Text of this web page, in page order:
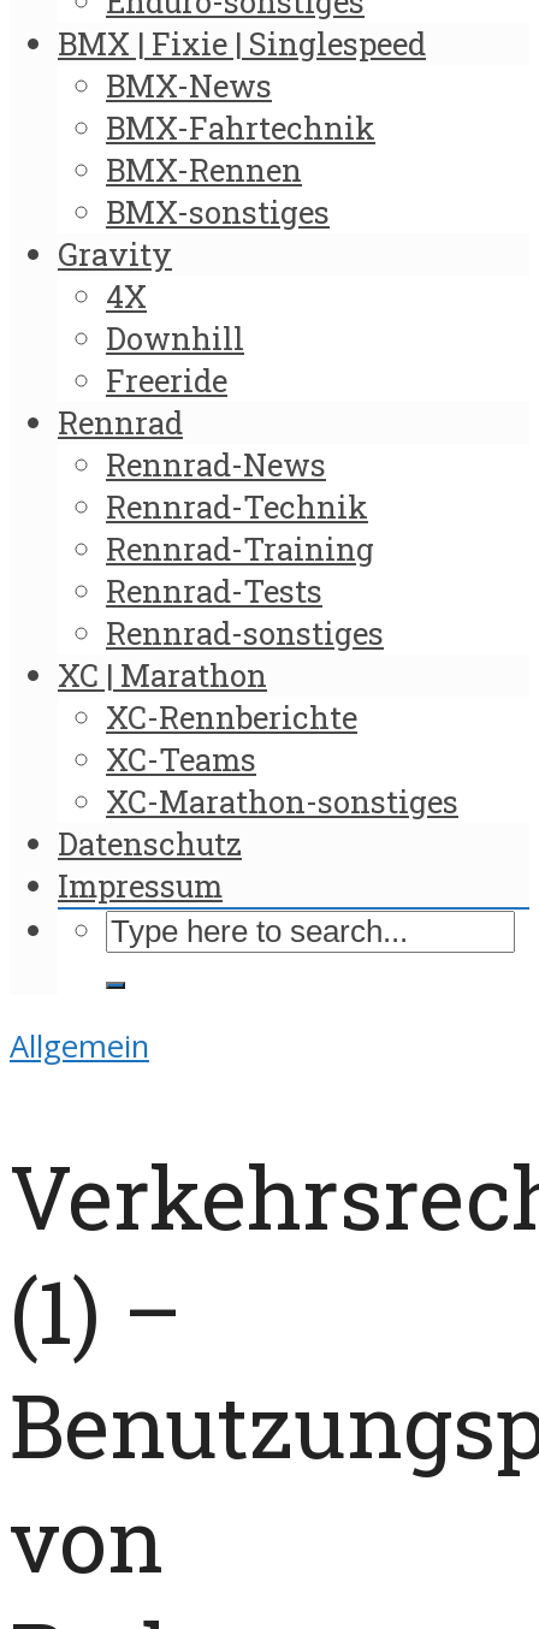
BMX | Fixie | Singlespeed
BMX-News
BMX-Fahrtechnik
BMX-Rennen
BMX-sonstiges
Gravity
4X
Downhill
Freeride
Rennrad
Rennrad-News
Rennrad-Technik
Rennrad-Training
Rennrad-Tests
Rennrad-sonstiges
XC | Marathon
XC-Rennberichte
XC-Teams
XC-Marathon-sonstiges
Datenschutz
Impressum
Allgemein
(1) –
von